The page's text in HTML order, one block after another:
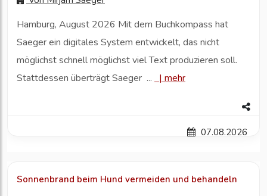
Hamburg, August 2026 Mit dem Buchkompass hat
Saeger ein digitales System entwickelt, das nicht
möglichst schnell möglichst viel Text produzieren soll.
Stattdessen überträgt Saeger ...
| mehr
07.08.2026
Sonnenbrand beim Hund vermeiden und behandeln